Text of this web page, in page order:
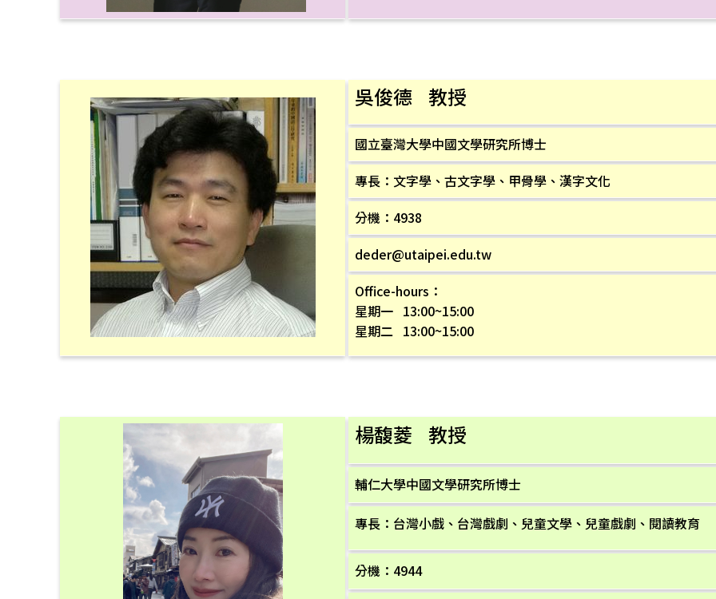
吳俊德 教授
國立臺灣大學中國文學研究所博士
專長：文字學、古文字學、甲骨學、漢字文化
分機：4938
deder@utaipei.edu.tw
Office-hours：
星期一 13:00~15:00
星期二 13:00~15:00
楊馥菱 教授
輔仁大學中國文學研究所博士
專長：台灣小戲、台灣戲劇、兒童文學、兒童戲劇、閱讀教育
分機：4944